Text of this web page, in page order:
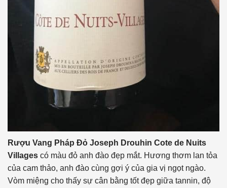
Rượu Vang Pháp Đỏ Joseph Drouhin Cote de Nuits
Villages có màu đỏ anh đào đẹp mắt. Hương thơm lan tỏa
của cam thảo, anh đào cùng gợi ý của gia vị ngọt ngào.
Vòm miệng cho thấy sự cân bằng tốt đẹp giữa tannin, độ